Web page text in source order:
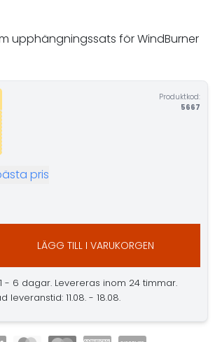
upphängningssats för WindBurner
Produktkod:
5667
pris
LÄGG TILL I VARUKORGEN
- 6 dagar. Levereras inom 24 timmar.
leveranstid: 11.08. - 18.08.